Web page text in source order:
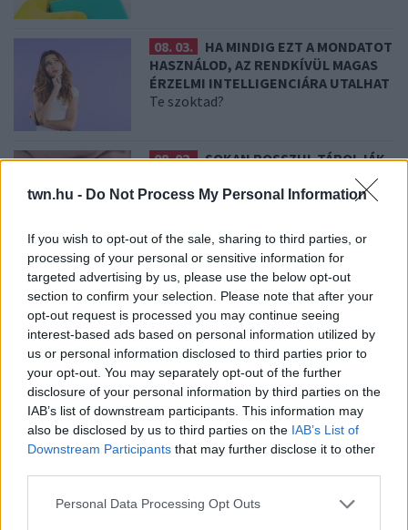
twn.hu - Do Not Process My Personal Information
If you wish to opt-out of the sale, sharing to third parties, or
processing of your personal or sensitive information for
targeted advertising by us, please use the below opt-out
section to confirm your selection. Please note that after your
opt-out request is processed you may continue seeing
interest-based ads based on personal information utilized by
us or personal information disclosed to third parties prior to
your opt-out. You may separately opt-out of the further
disclosure of your personal information by third parties on the
IAB’s list of downstream participants. This information may
also be disclosed by us to third parties on the IAB’s List of
Downstream Participants that may further disclose it to other
Please note that this website/app uses one or more Google
Personal Data Processing Opt Outs
08. 03.
HA MINDIG EZT A MONDATOT
HASZNÁLOD, AZ RENDKÍVÜL MAGAS
ÉRZELMI INTELLIGENCIÁRA UTALHAT
Te szoktad?
08. 02.
SOKAN ROSSZUL TÁROLJÁK
CSÖKKENHET A HATÁSUK
08. 01.
EGYRE TÖBB FIATALNÁL JELENTKEZIK EZ A
VITAMINHIÁNY – ILYEN JELEKRE FIGYELJ
Erre figyelj!
07. 31.
NEM A CITROMSAV, AZ ECET VAGY A
SZÓDABIKARBÓNA A LEGERŐSEBB: EZT HASZNÁLJÁK A
SZÁLLODÁKBAN A VÍZKŐ ELLEN
Ez a szer tényleg eltünteti a vízkövet
07. 31.
HAGYD A SÓT: EGY CSIPET EBBŐL A FŐZŐVÍZBE,
ÉS SOKKAL FINOMABB LESZ A FŐTT KRUMPLI
Titkos hozzávaló
07. 31.
EZZEL LOCSOLD HETENTE EGYSZER: KÉTSZER